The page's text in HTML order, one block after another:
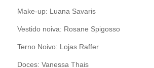
Make-up: Luana Savaris
Vestido noiva: Rosane Spigosso
Terno Noivo: Lojas Raffer
Doces: Vanessa Thais